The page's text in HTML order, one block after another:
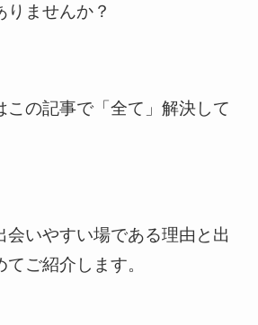
りませんか？
この記事で「全て」解決して
会いやすい場である理由と出
ご紹介します。